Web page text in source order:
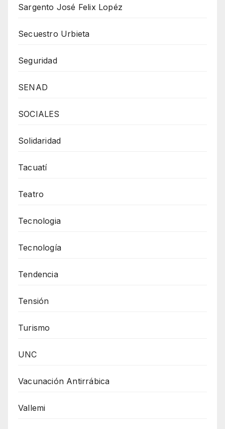
Sargento José Felix Lopéz
Secuestro Urbieta
Seguridad
SENAD
SOCIALES
Solidaridad
Tacuatí
Teatro
Tecnologia
Tecnología
Tendencia
Tensión
Turismo
UNC
Vacunación Antirrábica
Vallemi